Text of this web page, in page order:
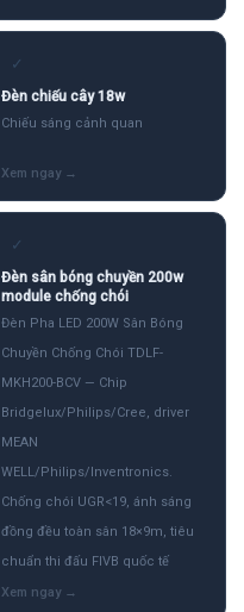
✓
Đèn chiếu cây 18w
Chiếu sáng cảnh quan
✓
Đèn sân bóng chuyền 200w
module chống chói
Đèn Pha LED 200W Sân Bóng
Chuyền Chống Chói TDLF-
MKH200-BCV — Chip
Bridgelux/Philips/Cree, driver
MEAN
WELL/Philips/Inventronics.
Chống chói UGR<19, ánh sáng
đồng đều toàn sân 18×9m, tiêu
chuẩn thi đấu FIVB quốc tế